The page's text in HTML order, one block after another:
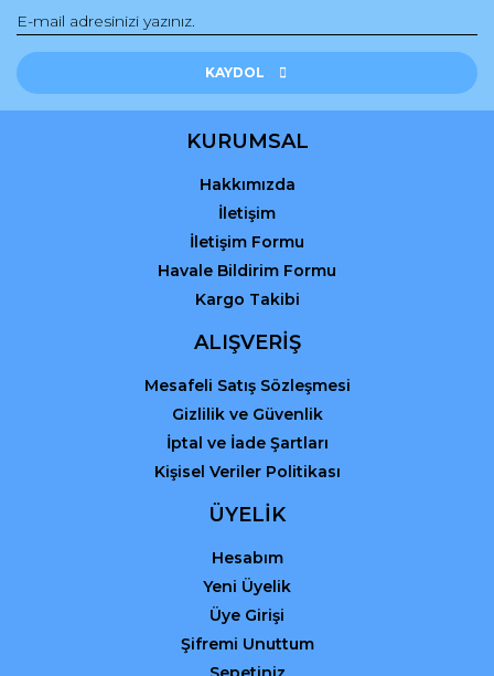
KAYDOL
KURUMSAL
Hakkımızda
İletişim
İletişim Formu
Havale Bildirim Formu
Kargo Takibi
ALIŞVERİŞ
Mesafeli Satış Sözleşmesi
Gizlilik ve Güvenlik
İptal ve İade Şartları
Kişisel Veriler Politikası
ÜYELİK
Hesabım
Yeni Üyelik
Üye Girişi
Şifremi Unuttum